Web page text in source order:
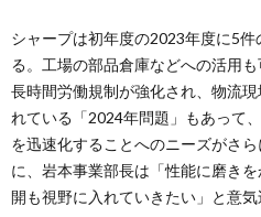
シャープは初年度の2023年度に5
る。工場の部品倉庫などへの活用
長時間労働規制が強化され、物流
れている「2024年問題」もあって
を迅速化することへのニーズがさ
に、岩本事業部長は「性能に磨き
開も視野に入れていきたい」と意気